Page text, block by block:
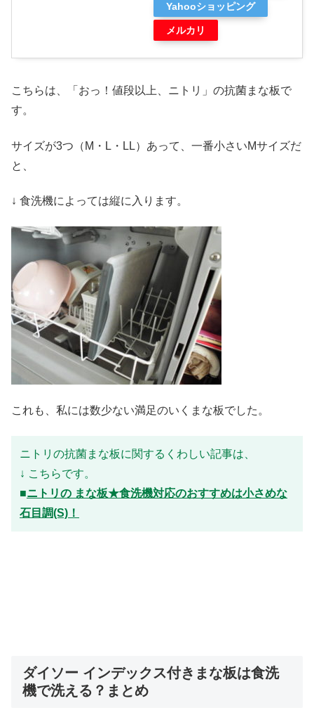
Yahooショッピング
メルカリ
こちらは、「おっ！値段以上、ニトリ」の抗菌まな板で
す。
サイズが3つ（M・L・LL）あって、一番小さいMサイズだ
と、
↓ 食洗機によっては縦に入ります。
これも、私には数少ない満足のいくまな板でした。
ニトリの抗菌まな板に関するくわしい記事は、
↓ こちらです。
■ニトリの まな板★食洗機対応のおすすめは小さめな
石目調(S)！
ダイソー インデックス付きまな板は食洗
機で洗える？まとめ